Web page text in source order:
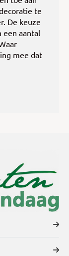
te
De keuze
een aantal
mee dat